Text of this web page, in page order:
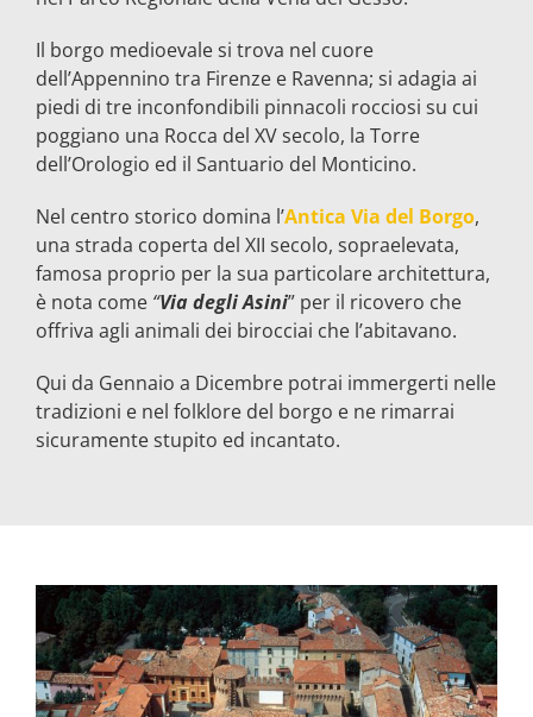
Il borgo medioevale si trova nel cuore
dell’Appennino tra Firenze e Ravenna; si adagia ai
piedi di tre inconfondibili pinnacoli rocciosi su cui
poggiano una Rocca del XV secolo, la Torre
dell’Orologio ed il Santuario del Monticino.
Nel centro storico domina l’Antica Via del Borgo,
una strada coperta del XII secolo, sopraelevata,
famosa proprio per la sua particolare architettura,
è nota come “Via degli Asini” per il ricovero che
offriva agli animali dei birocciai che l’abitavano.
Qui da Gennaio a Dicembre potrai immergerti nelle
tradizioni e nel folklore del borgo e ne rimarrai
sicuramente stupito ed incantato.